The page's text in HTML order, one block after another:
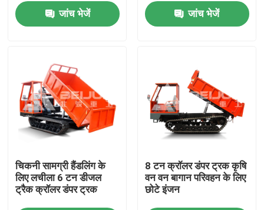
फैक्टरी यात्रा
एक बोली का अनुरोध
भूमिगत डंप ट्रक
भूमिगत खनन ट्रक
जांच भेजें जांच भेजें
चिकनी सामग्री हैंडलिंग के
लिए लचीला 6 टन डीजल
ट्रैक क्रॉलर डंपर ट्रक
8 टन क्रॉलर डंपर ट्रक कृषि
वन वन बागान परिवहन के लिए
छोटे इंजन